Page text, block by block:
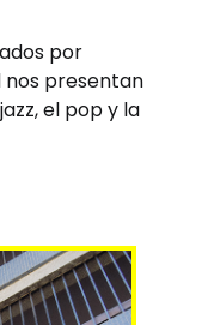
por
nos presentan
el pop y la